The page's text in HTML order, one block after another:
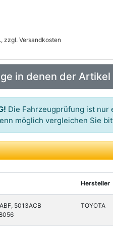
zzgl. Versandkosten
in denen der
Die Fahrzeugprüfung ist nur
möglich vergleichen Sie
Hersteller
5013ACB
TOYOTA